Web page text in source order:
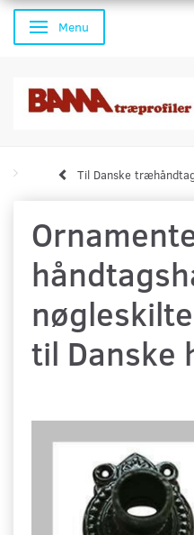
Skifte navigation
Menu
Til Danske
til Danske